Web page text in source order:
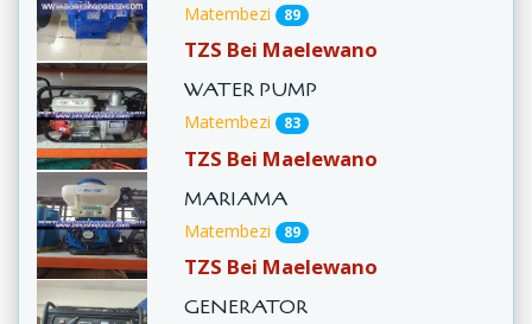
Matembezi 89
TZS Bei Maelewano
WATER PUMP
Matembezi 83
TZS Bei Maelewano
MARIAMA
Matembezi 89
TZS Bei Maelewano
GENERATOR